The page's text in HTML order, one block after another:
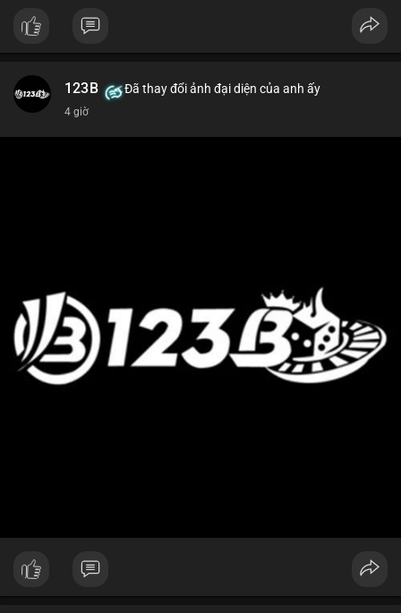
123B Đã thay đổi ảnh đại diện của anh ấy
4 giờ